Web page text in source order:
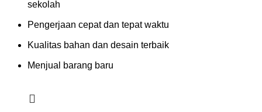
sekolah
Pengerjaan cepat dan tepat waktu
Kualitas bahan dan desain terbaik
Menjual barang baru